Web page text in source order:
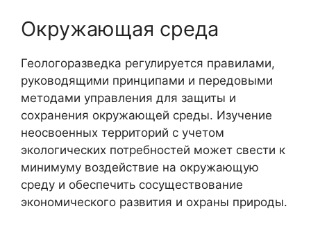
Окружающая среда
Геологоразведка регулируется правилами,
руководящими принципами и передовыми
методами управления для защиты и
сохранения окружающей среды. Изучение
неосвоенных территорий с учетом
экологических потребностей может свести к
минимуму воздействие на окружающую
среду и обеспечить сосуществование
экономического развития и охраны природы.